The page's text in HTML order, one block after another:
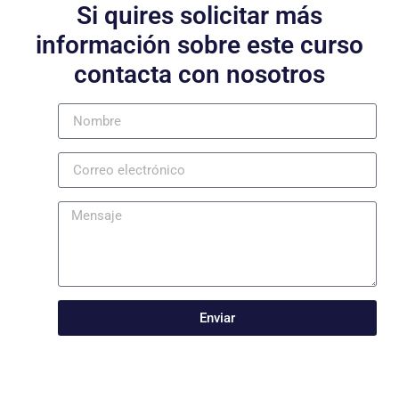
Si quires solicitar más
información sobre este curso
contacta con nosotros
Enviar